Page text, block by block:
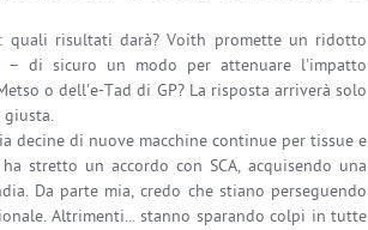
quali risultati darà? Voith promette un ridotto
di sicuro un modo per attenuare l'impatto
o dell'e-Tad di GP? La risposta arriverà solo
decine di nuove macchine continue per tissue e
stretto un accordo con SCA, acquisendo una
Da parte mia, credo che stiano perseguendo
Altrimenti... stanno sparando colpi in tutte